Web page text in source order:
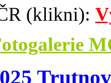
(klikni):